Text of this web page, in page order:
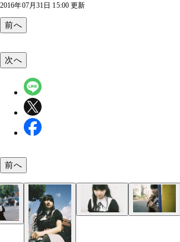
2016年07月31日 15:00 更新
前へ
次へ
前へ